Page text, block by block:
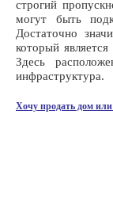
строгий
могут быть
Достаточно
который
Здесь
инфраструктура.
Хочу продать дом или